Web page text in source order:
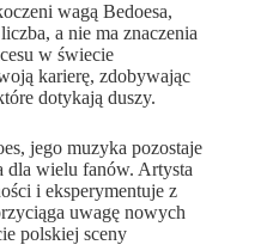
wagą Bedoesa,
a nie ma znaczenia
w świecie
karierę, zdobywając
dotykają duszy.
jego muzyka pozostaje
dla wielu fanów. Artysta
i eksperymentuje z
uwagę nowych
polskiej sceny